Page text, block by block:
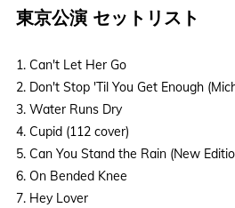
東京公演 セットリスト
1. Can't Let Her Go
2. Don't Stop 'Til You Get Enough
3. Water Runs Dry
4. Cupid (112 cover)
5. Can You Stand the Rain (New
6. On Bended Knee
7. Hey Lover